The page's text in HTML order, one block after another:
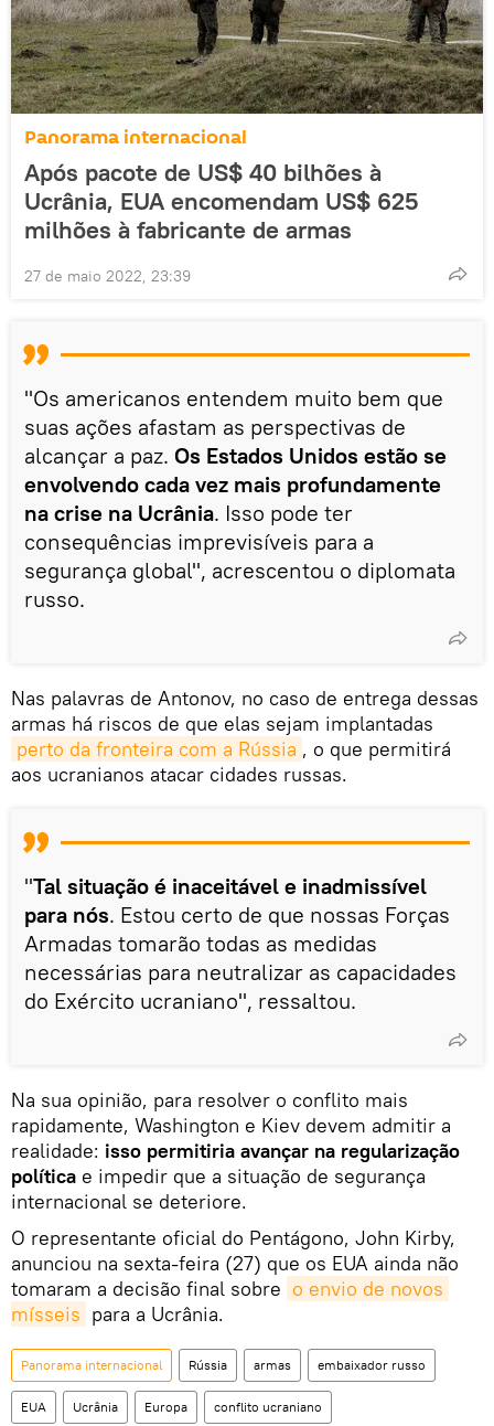
Panorama internacional
Após pacote de US$ 40 bilhões à
Ucrânia, EUA encomendam US$ 625
milhões à fabricante de armas
27 de maio 2022, 23:39
"Os americanos entendem muito bem que
suas ações afastam as perspectivas de
alcançar a paz. Os Estados Unidos estão se
envolvendo cada vez mais profundamente
na crise na Ucrânia. Isso pode ter
consequências imprevisíveis para a
segurança global", acrescentou o diplomata
russo.
Nas palavras de Antonov, no caso de entrega dessas
armas há riscos de que elas sejam implantadas
perto da fronteira com a Rússia , o que permitirá
aos ucranianos atacar cidades russas.
"Tal situação é inaceitável e inadmissível
para nós. Estou certo de que nossas Forças
Armadas tomarão todas as medidas
necessárias para neutralizar as capacidades
do Exército ucraniano", ressaltou.
Na sua opinião, para resolver o conflito mais
rapidamente, Washington e Kiev devem admitir a
realidade: isso permitiria avançar na regularização
política e impedir que a situação de segurança
internacional se deteriore.
O representante oficial do Pentágono, John Kirby,
anunciou na sexta-feira (27) que os EUA ainda não
tomaram a decisão final sobre o envio de novos
mísseis para a Ucrânia.
Panorama internacional Rússia armas embaixador russo
EUA Ucrânia Europa conflito ucraniano